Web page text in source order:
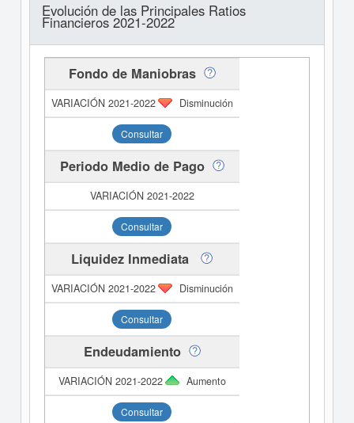
Evolución de las Principales Ratios
Financieros 2021-2022
Fondo de Maniobras
Disminución
Consultar
Periodo Medio de Pago
Consultar
Liquidez Inmediata
Disminución
Consultar
Endeudamiento
Aumento
Consultar